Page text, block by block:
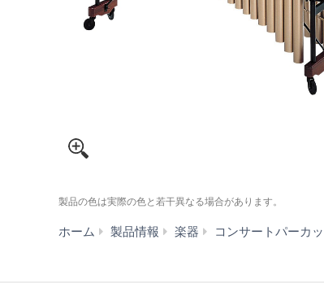
製品の色は実際の色と若干異なる場合があります。
ホーム 製品情報 楽器 コンサートパーカ